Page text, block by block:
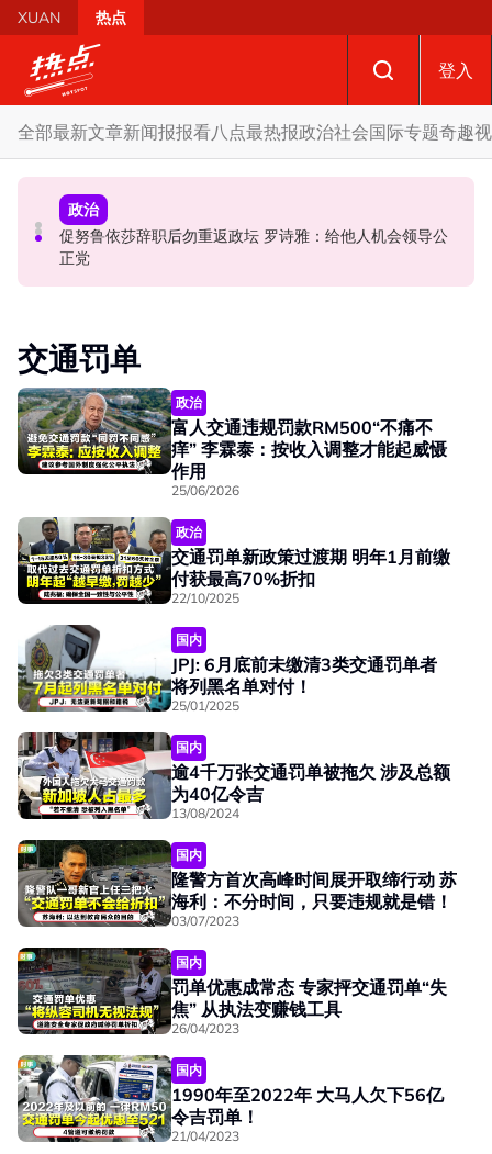
Skip to main content
XUAN 热点
登入
全部最新文章新闻报报看八点最热报政治社会国际专题奇趣
国际
泰校园枪击案酿8师生亡 枪手疑遭长期遭霸凌成导火索
政治
炮轰哈迪不了解章程 阿兹敏：国盟无“自动退盟”规定
政治
促努鲁依莎辞职后勿重返政坛 罗诗雅：给他人机会领导公
正党
交通罚单
政治
富人交通违规罚款RM500“不痛不
痒” 李霖泰：按收入调整才能起威慑
作用
25/06/2026
政治
交通罚单新政策过渡期 明年1月前缴
付获最高70%折扣
22/10/2025
国内
JPJ: 6月底前未缴清3类交通罚单者
将列黑名单对付！
25/01/2025
国内
逾4千万张交通罚单被拖欠 涉及总额
为40亿令吉
13/08/2024
国内
隆警方首次高峰时间展开取缔行动 苏
海利：不分时间，只要违规就是错！
03/07/2023
国内
罚单优惠成常态 专家抨交通罚单“失
焦” 从执法变赚钱工具
26/04/2023
国内
1990年至2022年 大马人欠下56亿
令吉罚单！
21/04/2023